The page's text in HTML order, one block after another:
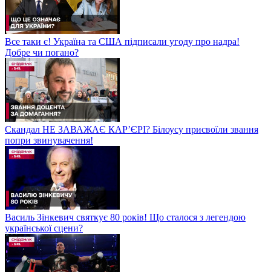
Все таки є! Україна та США підписали угоду про надра!
Добре чи погано?
Скандал НЕ ЗАВАЖАЄ КАР’ЄРІ? Білоусу присвоїли звання
попри звинувачення!
Василь Зінкевич святкує 80 років! Що сталося з легендою
української сцени?